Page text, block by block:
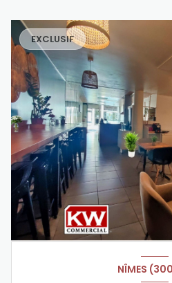
EXCLUSIF
NÎMES